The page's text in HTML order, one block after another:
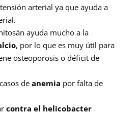
arterial ya que ayuda a
ayuda mucho a la
, por lo que es muy útil para
osteoporosis o déficit de
de anemia por falta de
contra el helicobacter